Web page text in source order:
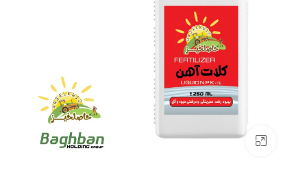
بزرگنمایی تصویر